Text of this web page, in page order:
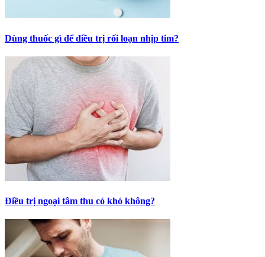
Dùng thuốc gì để điều trị rối loạn nhịp tim?
Điều trị ngoại tâm thu có khó không?